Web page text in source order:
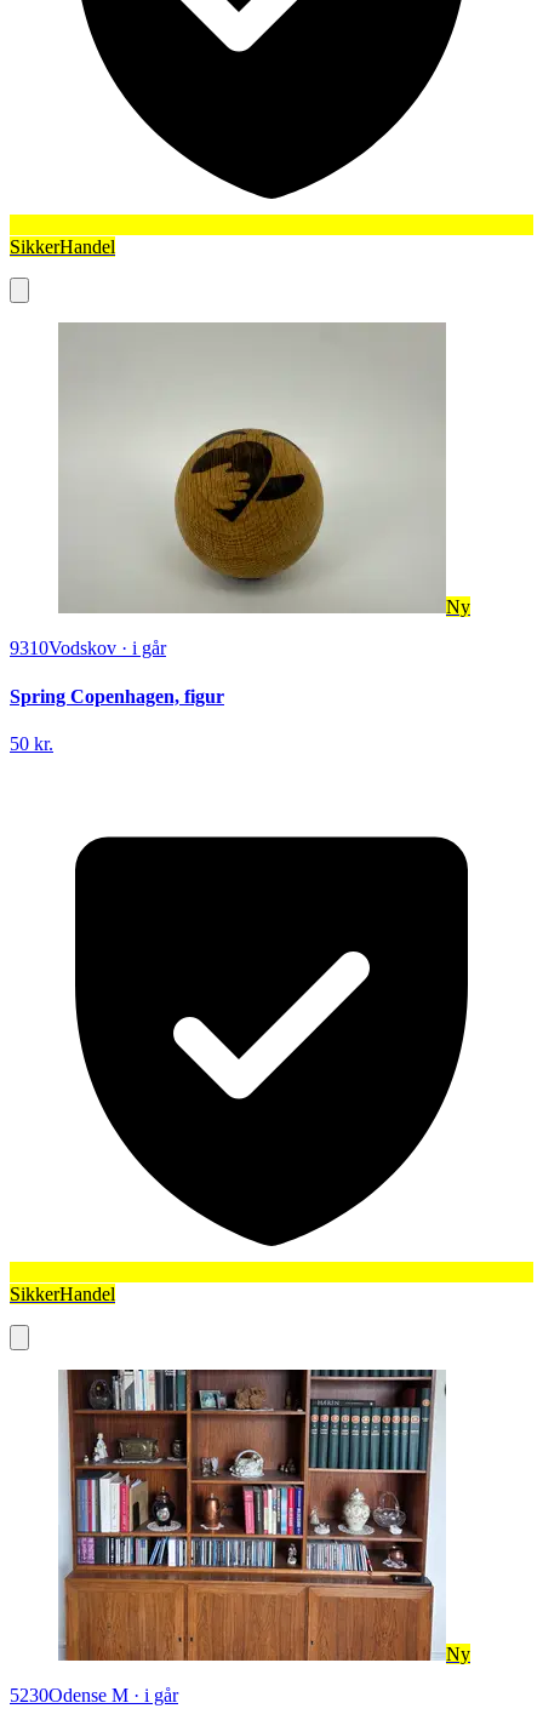
SikkerHandel
Ny
9310Vodskov · i går
Spring Copenhagen, figur
50 kr.
SikkerHandel
Ny
5230Odense M · i går